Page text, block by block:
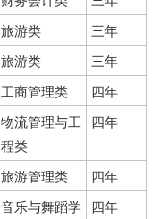
旅游类
三年
旅游类
三年
工商管理类
四年
物流管理与工
程类
四年
旅游管理类
四年
音乐与舞蹈学 四年